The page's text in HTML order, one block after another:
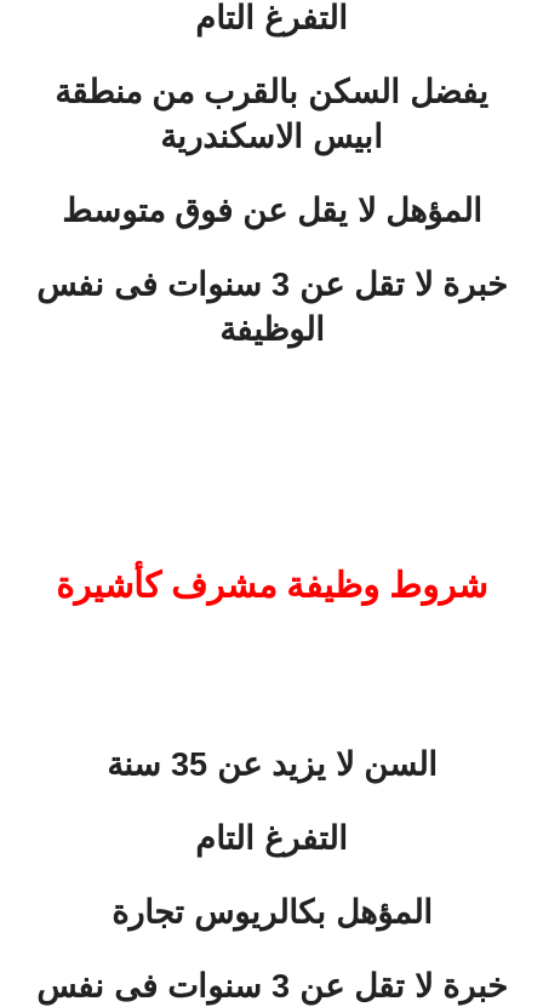
التفرغ التام
يفضل السكن بالقرب من منطقة
ابيس الاسكندرية
المؤهل لا يقل عن فوق متوسط
خبرة لا تقل عن 3 سنوات فى نفس
الوظيفة
شروط وظيفة مشرف كأشيرة
السن لا يزيد عن 35 سنة
التفرغ التام
المؤهل بكالريوس تجارة
خبرة لا تقل عن 3 سنوات فى نفس